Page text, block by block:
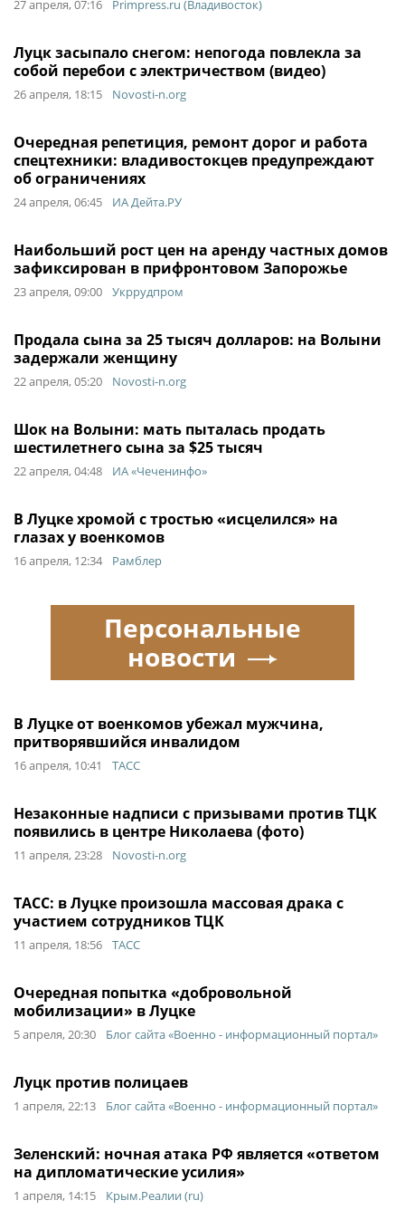
27 апреля, 07:16 Primpress.ru (Владивосток)
Луцк засыпало снегом: непогода повлекла за
собой перебои с электричеством (видео)
26 апреля, 18:15 Novosti-n.org
Очередная репетиция, ремонт дорог и работа
спецтехники: владивостокцев предупреждают
об ограничениях
24 апреля, 06:45 ИА Дейта.РУ
Наибольший рост цен на аренду частных домов
зафиксирован в прифронтовом Запорожье
23 апреля, 09:00 Укррудпром
Продала сына за 25 тысяч долларов: на Волыни
задержали женщину
22 апреля, 05:20 Novosti-n.org
Шок на Волыни: мать пыталась продать
шестилетнего сына за $25 тысяч
22 апреля, 04:48 ИА «Чеченинфо»
В Луцке хромой с тростью «исцелился» на
глазах у военкомов
16 апреля, 12:34 Рамблер
В Луцке от военкомов убежал мужчина,
притворявшийся инвалидом
16 апреля, 10:41 ТАСС
Незаконные надписи с призывами против ТЦК
появились в центре Николаева (фото)
11 апреля, 23:28 Novosti-n.org
ТАСС: в Луцке произошла массовая драка с
участием сотрудников ТЦК
11 апреля, 18:56 ТАСС
Очередная попытка «добровольной
мобилизации» в Луцке
5 апреля, 20:30 Блог сайта «Военно - информационный портал»
Луцк против полицаев
1 апреля, 22:13 Блог сайта «Военно - информационный портал»
Зеленский: ночная атака РФ является «ответом
на дипломатические усилия»
1 апреля, 14:15 Крым.Реалии (ru)
Персональные
новости